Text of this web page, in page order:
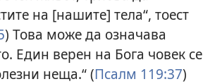
на [нашите] тела“, тоест
) Това може да означава
Един верен на Бога човек се
неща.“ (Псалм 119:37)